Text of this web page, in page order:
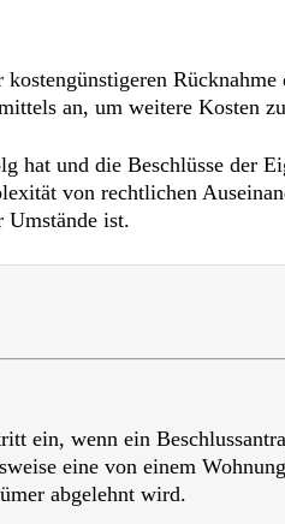
Rücknahme
an, um weitere Kosten
hat und die Beschlüsse der
von rechtlichen
ist.
ein, wenn ein
eine von einem
abgelehnt wird.